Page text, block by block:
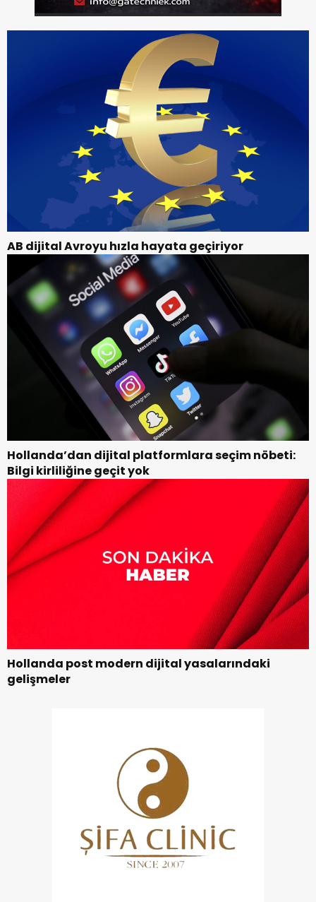
AB dijital Avroyu hızla hayata geçiriyor
Hollanda’dan dijital platformlara seçim nöbeti:
Bilgi kirliliğine geçit yok
Hollanda post modern dijital yasalarındaki
gelişmeler